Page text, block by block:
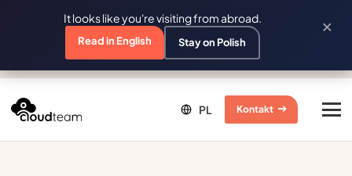
Kontakt
It looks like you're visiting from abroad.
Read in English Stay on Polish
×